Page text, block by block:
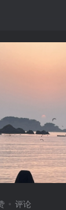
评论